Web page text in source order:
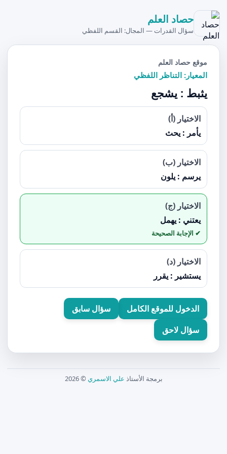
حصاد العلم
سؤال القدرات — المجال: القسم اللفظي
موقع حصاد العلم
المعيار: التناظر اللفظي
يثبط : يشجع
الاختيار (أ)
يأمر : يحث
الاختيار (ب)
يرسم : يلون
الاختيار (ج)
يعتني : يهمل
الاختيار (د)
يستشير : يقرر
الدخول للموقع الكامل
سؤال سابق
سؤال لاحق
برمجة الأستاذ علي الاسمري © 2026